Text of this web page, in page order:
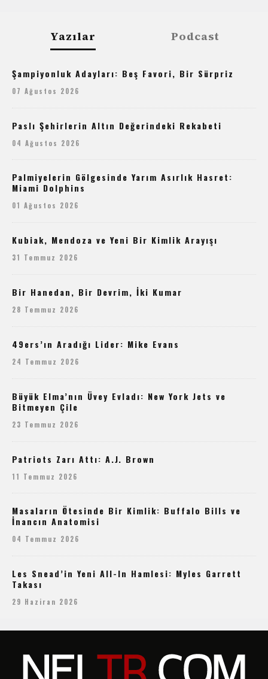
Yazılar Podcast
Şampiyonluk Adayları: Beş Favori, Bir Sürpriz
07 Ağustos 2026
Paslı Şehirlerin Altın Değerindeki Rekabeti
04 Ağustos 2026
Palmiyelerin Gölgesinde Yarım Asırlık Hasret:
Miami Dolphins
01 Ağustos 2026
Kubiak, Mendoza ve Yeni Bir Kimlik Arayışı
31 Temmuz 2026
Bir Hanedan, Bir Devrim, İki Kumar
28 Temmuz 2026
49ers’ın Aradığı Lider: Mike Evans
24 Temmuz 2026
Büyük Elma’nın Üvey Evladı: New York Jets ve
Bitmeyen Çile
23 Temmuz 2026
Patriots Zarı Attı: A.J. Brown
11 Temmuz 2026
Masaların Ötesinde Bir Kimlik: Buffalo Bills ve
İnancın Anatomisi
04 Temmuz 2026
Les Snead’in Yeni All-In Hamlesi: Myles Garrett
Takası
29 Haziran 2026